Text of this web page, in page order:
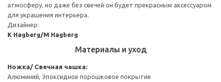
атмосферу, но даже без свечей он будет прекрасным аксессуаром
для украшения интерьера.
Дизайнер:
K Hagberg/M Hagberg
Материалы и уход
Ножка/ Свечная чашка:
Алюминий, Эпоксидное порошковое покрытие